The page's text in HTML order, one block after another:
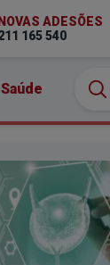
NOVAS ADESÕES
165 540